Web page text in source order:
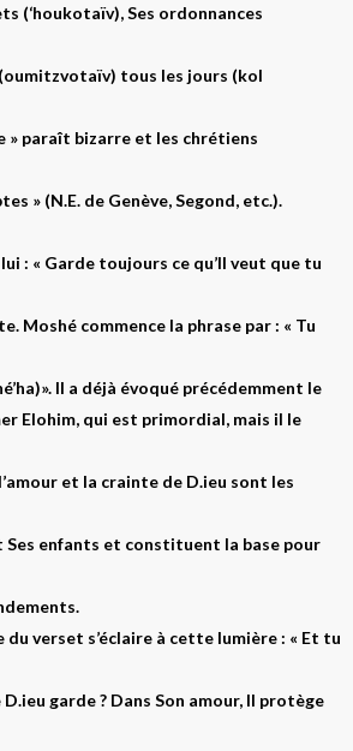
(‘houkotaïv), Ses ordonnances
tous les jours (kol
» paraît bizarre et les chrétiens
» (N.E. de Genève, Segond, etc.).
: « Garde toujours ce qu’Il veut que tu
Moshé commence la phrase par : « Tu
Il a déjà évoqué précédemment le
Elohim, qui est primordial, mais il le
et la crainte de D.ieu sont les
enfants et constituent la base pour
du verset s’éclaire à cette lumière : « Et tu
D.ieu garde ? Dans Son amour, Il protège